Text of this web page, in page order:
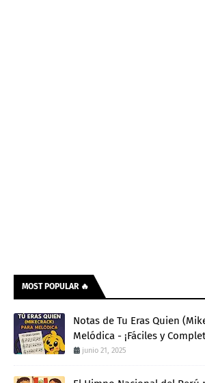
MOST POPULAR 🔥
Notas de Tu Eras Quien
Melódica - ¡Fáciles y
junio 21, 2025